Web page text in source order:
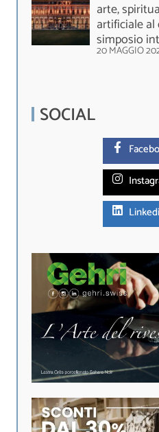
arte,
artificiale
simposio
20 MAGGIO
SOCIAL